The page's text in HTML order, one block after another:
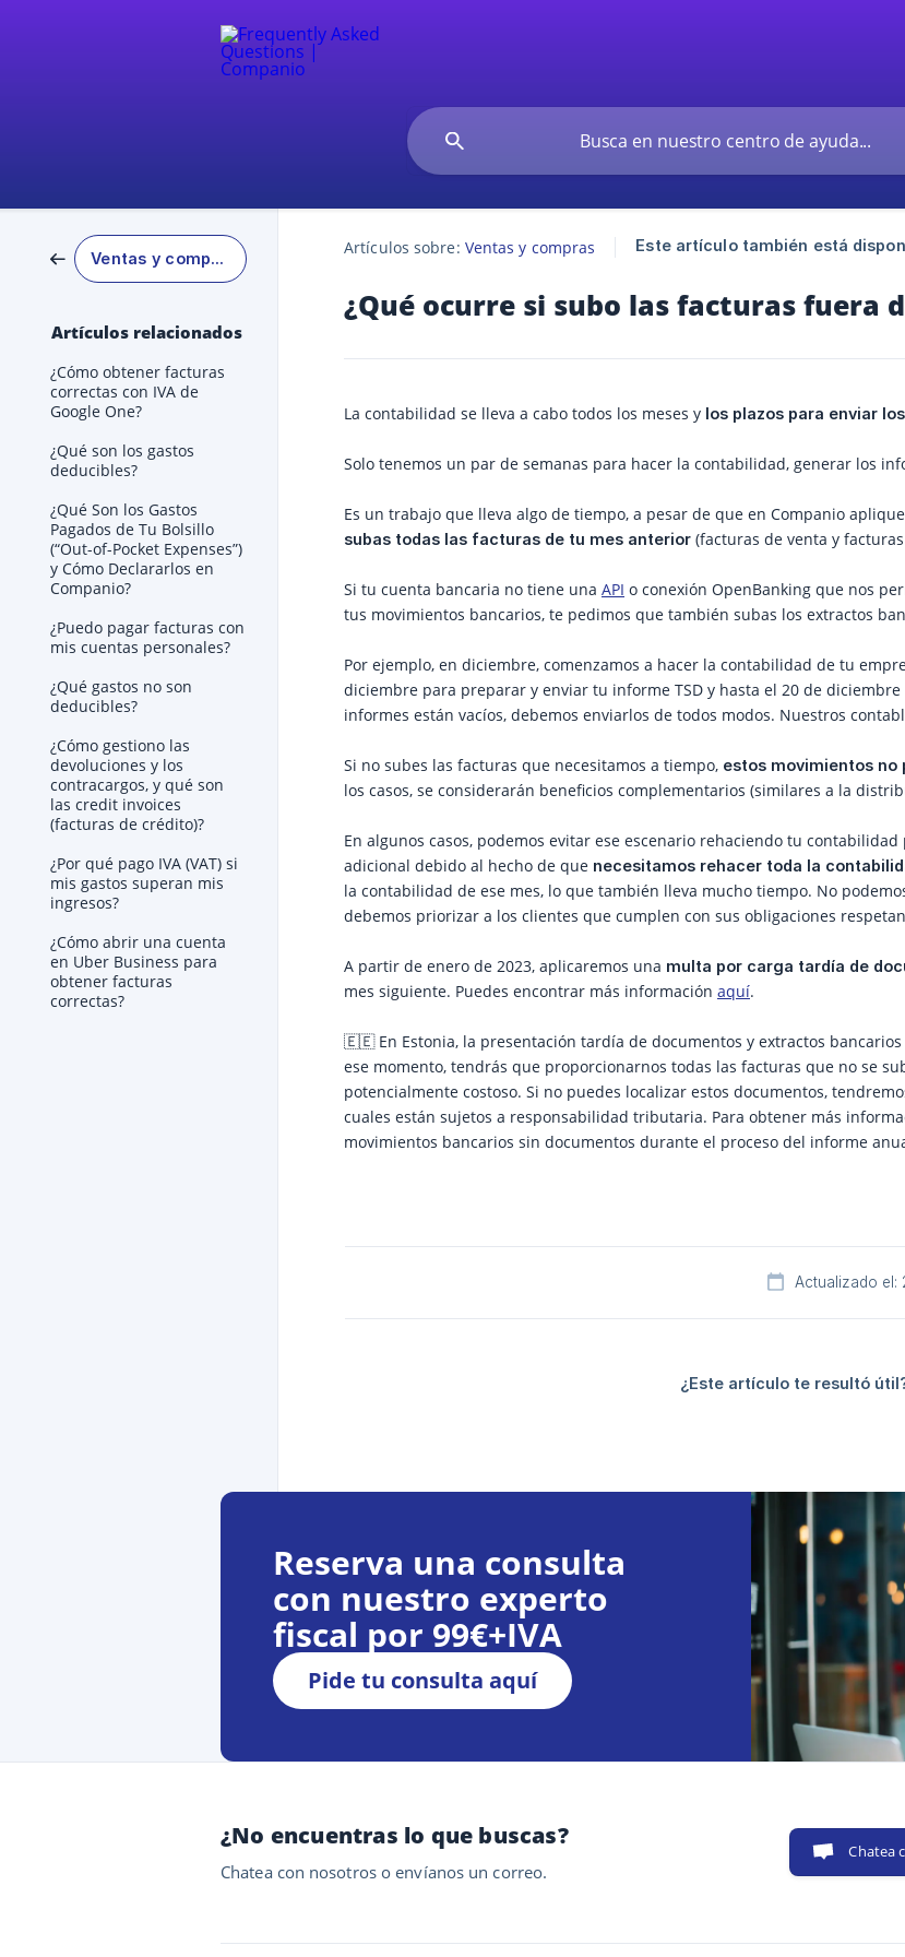
Ventas y compras
Artículos relacionados
¿Cómo obtener facturas
correctas con IVA de
Google One?
¿Qué son los gastos
deducibles?
¿Qué Son los Gastos
Pagados de Tu Bolsillo
(“Out-of-Pocket Expenses”)
y Cómo Declararlos en
Companio?
¿Puedo pagar facturas con
mis cuentas personales?
¿Qué gastos no son
deducibles?
¿Cómo gestiono las
devoluciones y los
contracargos, y qué son
las credit invoices
(facturas de crédito)?
¿Por qué pago IVA (VAT) si
mis gastos superan mis
ingresos?
¿Cómo abrir una cuenta
en Uber Business para
obtener facturas
correctas?
Artículos sobre: Ventas y compras Este artículo también está
¿Qué ocurre si subo las facturas fuera
La contabilidad se lleva a cabo todos los meses y los plazos para enviar
Solo tenemos un par de semanas para hacer la contabilidad, generar los
Es un trabajo que lleva algo de tiempo, a pesar de que en Companio
subas todas las facturas de tu mes anterior (facturas de venta y
Si tu cuenta bancaria no tiene una API o conexión OpenBanking que nos
tus movimientos bancarios, te pedimos que también subas los extractos
Por ejemplo, en diciembre, comenzamos a hacer la contabilidad de tu
diciembre para preparar y enviar tu informe TSD y hasta el 20 de
informes están vacíos, debemos enviarlos de todos modos. Nuestros
Si no subes las facturas que necesitamos a tiempo, estos movimientos
los casos, se considerarán beneficios complementarios (similares a la
En algunos casos, podemos evitar ese escenario rehaciendo tu
adicional debido al hecho de que necesitamos rehacer toda la
la contabilidad de ese mes, lo que también lleva mucho tiempo. No
debemos priorizar a los clientes que cumplen con sus obligaciones
A partir de enero de 2023, aplicaremos una multa por carga tardía de
mes siguiente. Puedes encontrar más información aquí.
🇪🇪 En Estonia, la presentación tardía de documentos y extractos
ese momento, tendrás que proporcionarnos todas las facturas que no se
potencialmente costoso. Si no puedes localizar estos documentos,
cuales están sujetos a responsabilidad tributaria. Para obtener más
movimientos bancarios sin documentos durante el proceso del informe
Actualizado el:
¿Este artículo te resultó
Reserva una consulta
con nuestro experto
fiscal por 99€+IVA
Pide tu consulta aquí
¿No encuentras lo que buscas?
Chatea con nosotros o envíanos un correo.
Chatea